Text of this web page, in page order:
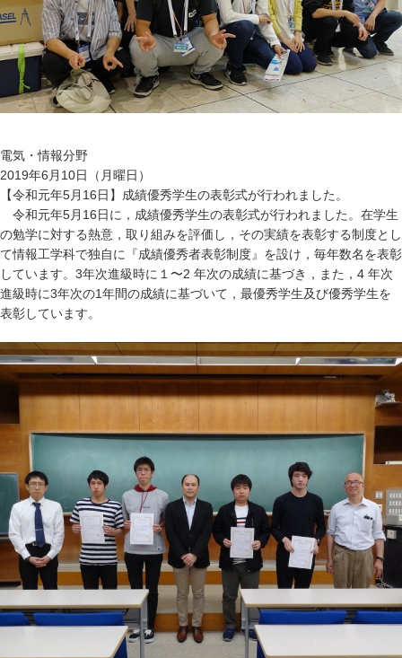
電気・情報分野
2019年6月10日（月曜日）
【令和元年5月16日】成績優秀学生の表彰式が行われました。
令和元年5月16日に，成績優秀学生の表彰式が行われました。在学生
の勉学に対する熱意，取り組みを評価し，その実績を表彰する制度とし
て情報工学科で独自に『成績優秀者表彰制度』を設け，毎年数名を表彰
しています。3年次進級時に１〜2 年次の成績に基づき，また，4 年次
進級時に3年次の1年間の成績に基づいて，最優秀学生及び優秀学生を
表彰しています。